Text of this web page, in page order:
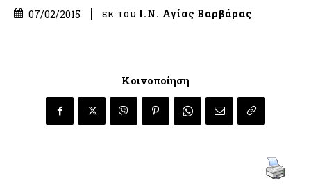
07/02/2015 εκ του Ι.Ν. Αγίας Βαρβάρας
Κοινοποίηση